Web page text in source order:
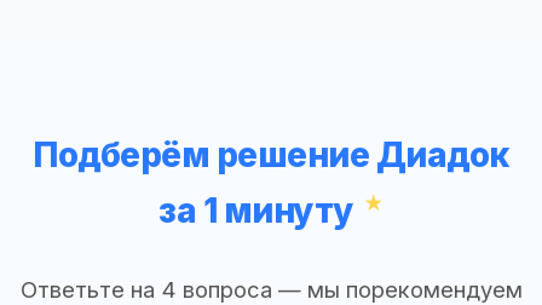
Подберём решение Диадок
за 1 минуту
Ответьте на 4 вопроса — мы порекомендуем